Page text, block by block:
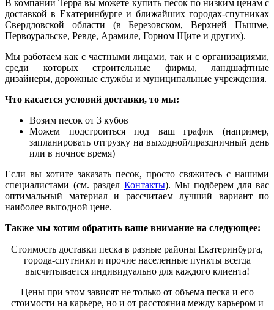
В компании Терра вы можете купить песок по низким ценам с
доставкой в Екатеринбурге и ближайших городах-спутниках
Свердловской области (в Березовском, Верхней Пышме,
Первоуральске, Ревде, Арамиле, Горном Щите и других).
Мы работаем как с частными лицами, так и с организациями,
среди которых строительные фирмы, ландшафтные
дизайнеры, дорожные службы и муниципальные учреждения.
Что касается условий доставки, то мы:
Возим песок от 3 кубов
Можем подстроиться под ваш график (например,
запланировать отгрузку на выходной/праздничный день
или в ночное время)
Если вы хотите заказать песок, просто свяжитесь с нашими
специалистами (см. раздел Контакты). Мы подберем для вас
оптимальный материал и рассчитаем лучший вариант по
наиболее выгодной цене.
Также мы хотим обратить ваше внимание на следующее:
Стоимость доставки песка в разные районы Екатеринбурга,
города-спутники и прочие населенные пункты всегда
высчитывается индивидуально для каждого клиента!
Цены при этом зависят не только от объема песка и его
стоимости на карьере, но и от расстояния между карьером и